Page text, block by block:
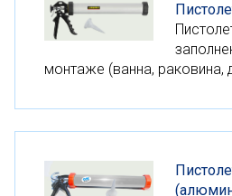
монтаже (ванна, раковина,